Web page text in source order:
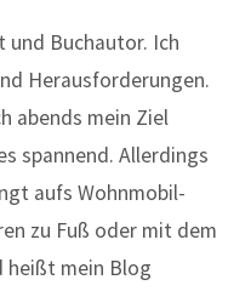
und Buchautor. Ich
Herausforderungen.
abends mein Ziel
spannend. Allerdings
aufs Wohnmobil-
zu Fuß oder mit dem
heißt mein Blog